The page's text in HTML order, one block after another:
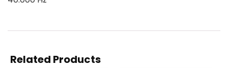
Related Products